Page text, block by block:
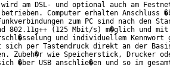
wird am DSL- und optional auch am
Computer erhalten Anschluss
zum PC sind nach den
802.11g++ (125 Mbit/s) m�glich und
und individuellem Kennwort
sich per Tastendruck direkt an der
Zubeh�r wie Speicherstick, Drucker
�ber USB anschlie�en und so im